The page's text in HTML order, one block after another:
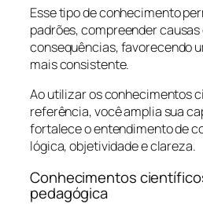
Esse tipo de conhecimento
padrões, compreender causas
consequências, favorecendo
mais consistente.
Ao utilizar os conhecimentos
referência, você amplia sua
fortalece o entendimento de
lógica, objetividade e clareza.
Conhecimentos
pedagógica